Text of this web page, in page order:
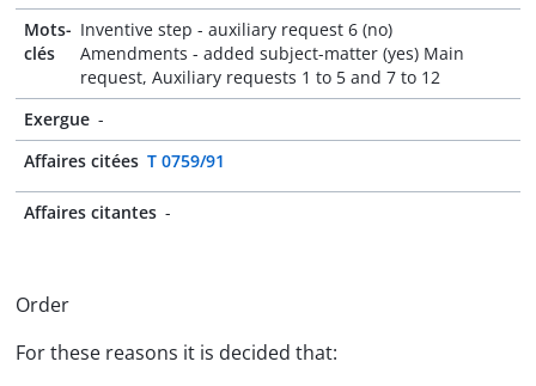
Mots-
clés
Inventive step - auxiliary request 6 (no)
Amendments - added subject-matter (yes) Main
request, Auxiliary requests 1 to 5 and 7 to 12
Exergue -
Affaires citées T 0759/91
Affaires citantes -
Order
For these reasons it is decided that: